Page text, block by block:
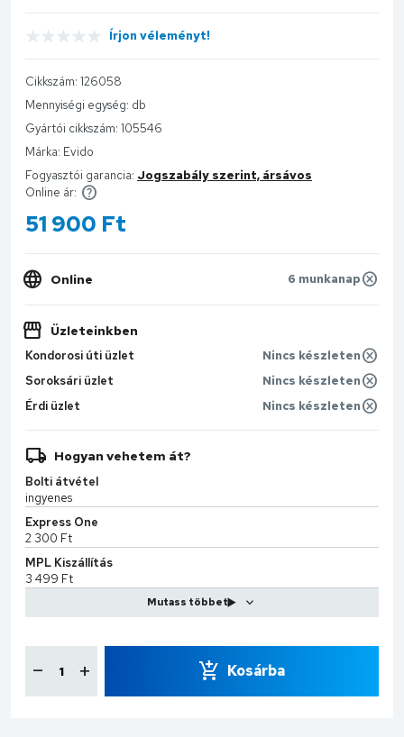
Írjon véleményt!
Cikkszám: 126058
Mennyiségi egység: db
Gyártói cikkszám: 105546
Márka: Evido
Fogyasztói garancia: Jogszabály szerint, ársávos
Online ár:
51 900 Ft
Online 6 munkanap
Üzleteinkben
Kondorosi úti üzlet
Nincs készleten
Soroksári üzlet
Nincs készleten
Érdi üzlet
Nincs készleten
Hogyan vehetem át?
Bolti átvétel
ingyenes
Express One
2 300 Ft
MPL Kiszállítás
3 499 Ft
7 990 Ft
Kosárba